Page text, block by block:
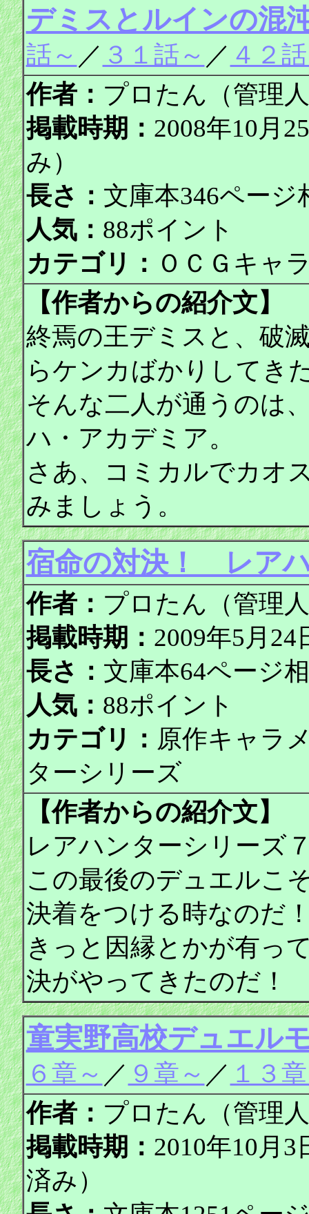
デミスとルインの混
話～ ／ ３１話～ ／ ４２
作者： プロたん（管理
掲載時期： 2008年10月
み）
長さ： 文庫本346ページ
人気： 88ポイント
カテゴリ： ＯＣＧキャ
【作者からの紹介文】
終焉の王デミスと、破
らケンカばかりしてき
そんな二人が通うのは
ハ・アカデミア。
さあ、コミカルでカオ
みましょう。
宿命の対決！ レア
作者： プロたん（管理
掲載時期： 2009年5月
長さ： 文庫本64ページ
人気： 88ポイント
カテゴリ： 原作キャラ
ターシリーズ
【作者からの紹介文】
レアハンターシリーズ
この最後のデュエルこ
決着をつける時なのだ
きっと因縁とかが有っ
決がやってきたのだ
童実野高校デュエル
６章～ ／ ９章～ ／ １３
作者： プロたん（管理
掲載時期： 2010年10月3
済み）